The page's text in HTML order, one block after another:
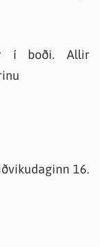
í boði. Allir
16.